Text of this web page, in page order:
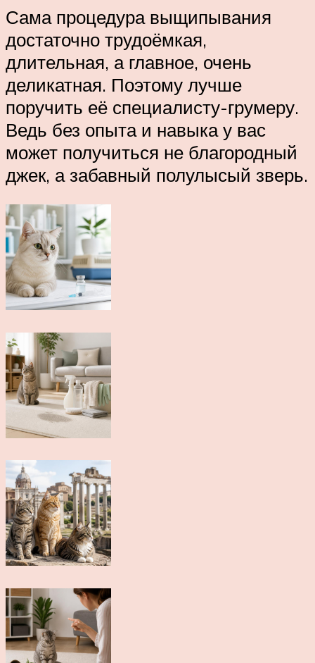
Сама процедура выщипывания
достаточно трудоёмкая,
длительная, а главное, очень
деликатная. Поэтому лучше
поручить её специалисту-грумеру.
Ведь без опыта и навыка у вас
может получиться не благородный
джек, а забавный полулысый зверь.